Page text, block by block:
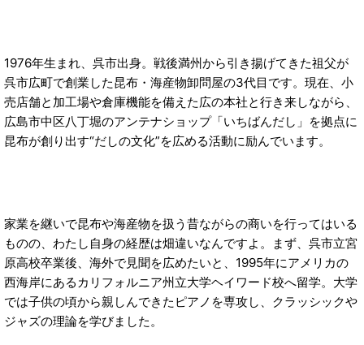
1976年生まれ、呉市出身。戦後満州から引き揚げてきた祖父が
呉市広町で創業した昆布・海産物卸問屋の3代目です。現在、小
売店舗と加工場や倉庫機能を備えた広の本社と行き来しながら、
広島市中区八丁堀のアンテナショップ「いちばんだし」を拠点に
昆布が創り出す“だしの文化”を広める活動に励んでいます。
家業を継いで昆布や海産物を扱う昔ながらの商いを行ってはいる
ものの、わたし自身の経歴は畑違いなんですよ。まず、呉市立宮
原高校卒業後、海外で見聞を広めたいと、1995年にアメリカの
西海岸にあるカリフォルニア州立大学ヘイワード校へ留学。大学
では子供の頃から親しんできたピアノを専攻し、クラッシックや
ジャズの理論を学びました。